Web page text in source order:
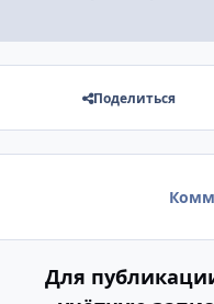
Поделиться
Для